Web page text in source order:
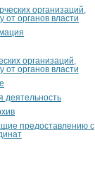
организаций,
от органов власти
организаций,
от органов власти
деятельность
предоставлению с